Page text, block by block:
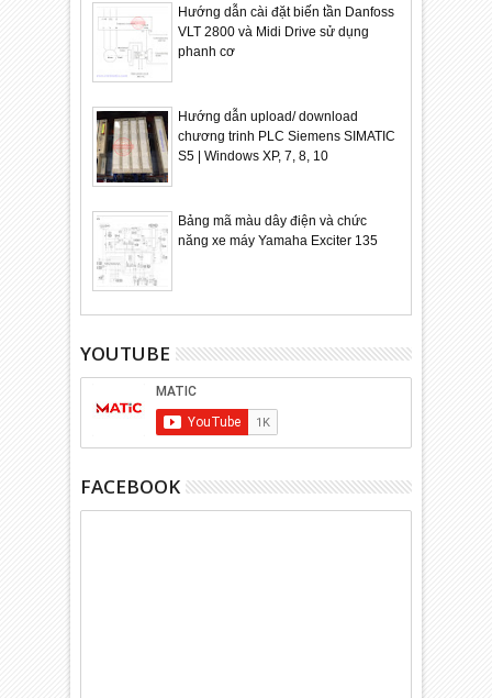
Hướng dẫn cài đặt biến tần Danfoss
VLT 2800 và Midi Drive sử dụng
phanh cơ
Hướng dẫn upload/ download
chương trinh PLC Siemens SIMATIC
S5 | Windows XP, 7, 8, 10
Bảng mã màu dây điện và chức
năng xe máy Yamaha Exciter 135
YOUTUBE
FACEBOOK